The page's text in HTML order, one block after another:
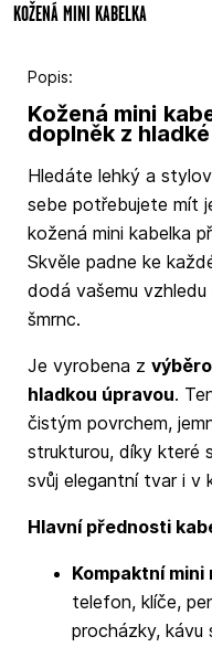
KOŽENÁ MINI KABELKA
Popis:
Kožená mini
doplněk z
Hledáte lehký a
sebe potřebujete mít
kožená mini kabelka
Skvěle padne ke
dodá vašemu
šmrnc.
Je vyrobena z
hladkou úpravou.
čistým povrchem,
strukturou, díky které
svůj elegantní tvar i v
Hlavní přednosti
Kompaktní mini
telefon, klíče,
procházky, kávu